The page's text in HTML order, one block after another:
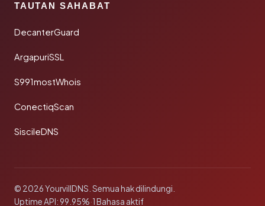
TAUTAN SAHABAT
DecanterGuard
ArgapuriSSL
S991mostWhois
ConectiqScan
SiscileDNS
© 2026 YourvillDNS. Semua hak dilindungi.
Uptime API: 99.95%·1 Bahasa aktif